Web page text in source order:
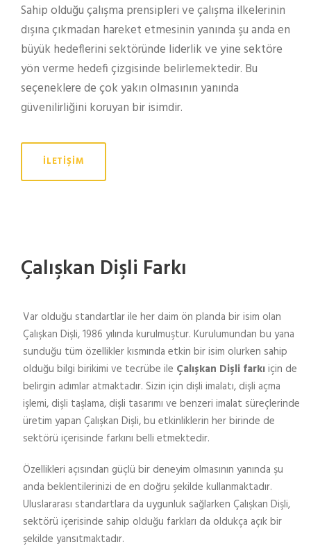
Sahip olduğu çalışma prensipleri ve çalışma ilkelerinin
dışına çıkmadan hareket etmesinin yanında şu anda en
büyük hedeflerini sektöründe liderlik ve yine sektöre
yön verme hedefi çizgisinde belirlemektedir. Bu
seçeneklere de çok yakın olmasının yanında
güvenilirliğini koruyan bir isimdir.
İLETIŞIM
Çalışkan Dişli Farkı
Var olduğu standartlar ile her daim ön planda bir isim olan
Çalışkan Dişli, 1986 yılında kurulmuştur. Kurulumundan bu yana
sunduğu tüm özellikler kısmında etkin bir isim olurken sahip
olduğu bilgi birikimi ve tecrübe ile Çalışkan Dişli farkıiçin de
belirgin adımlar atmaktadır. Sizin için dişli imalatı, dişli açma
işlemi, dişli taşlama, dişli tasarımı ve benzeri imalat süreçlerinde
üretim yapan Çalışkan Dişli, bu etkinliklerin her birinde de
sektörü içerisinde farkını belli etmektedir.
Özellikleri açısından güçlü bir deneyim olmasının yanında şu
anda beklentilerinizi de en doğru şekilde kullanmaktadır.
Uluslararası standartlara da uygunluk sağlarken Çalışkan Dişli,
sektörü içerisinde sahip olduğu farkları da oldukça açık bir
şekilde yansıtmaktadır.